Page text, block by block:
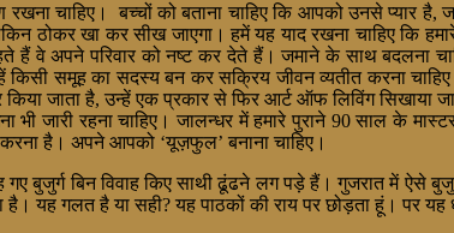
चाहिए। बच्चों को बताना चाहिए कि आपको उनसे प्यार
ठोकर खा कर सीख जाएगा। हमें यह याद रखना चाहिए कि
वे अपने परिवार को नष्ट कर देते हैं। जमाने के साथ बदलना
समूह का सदस्य बन कर सक्रिय जीवन व्यतीत करना
जाता है, उन्हें एक प्रकार से फिर आर्ट ऑफ लिविंग सिखाया
जारी रहना चाहिए। जालन्धर में हमारे पुराने 90 साल के
करना है। अपने आपको ‘यूज़फुल’ बनाना चाहिए।
बिन विवाह किए साथी ढूंढने लग पड़े हैं। गुजरात में ऐसे
यह गलत है या सही? यह पाठकों की राय पर छोड़ता हूं। पर यह